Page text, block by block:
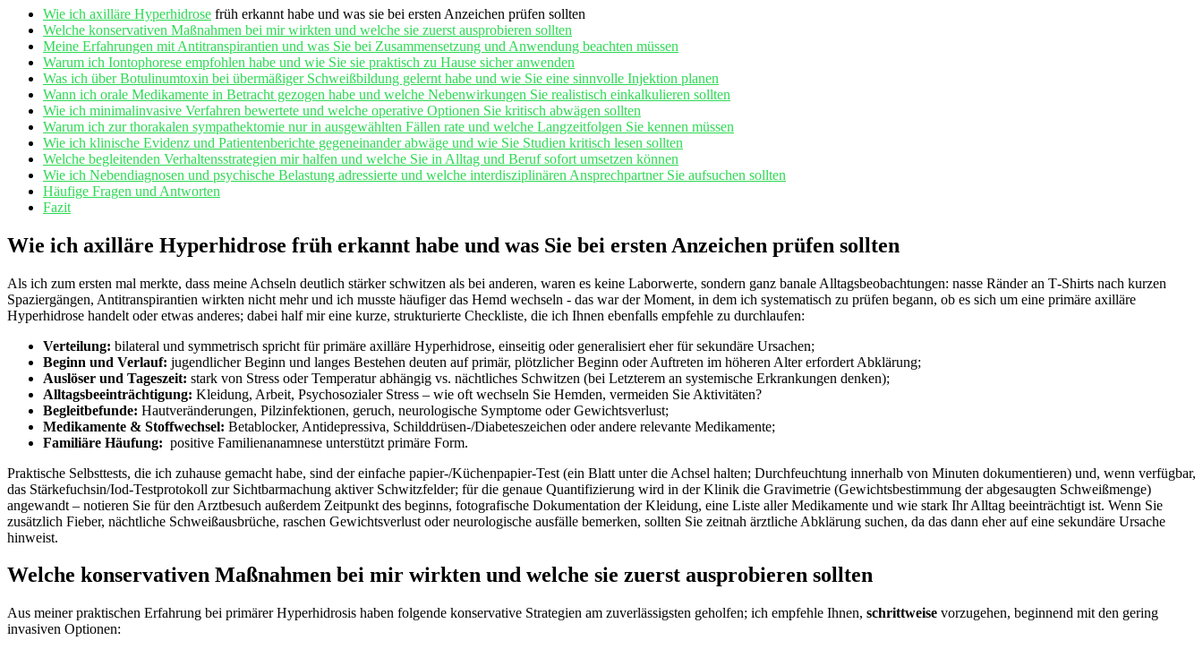
Wie ich axilläre Hyperhidrose ​ früh erkannt habe ​und was sie bei ersten Anzeichen ‌prüfen⁤ sollten
Welche konservativen Maßnahmen bei mir wirkten und ​welche sie zuerst ausprobieren ⁢sollten
Meine Erfahrungen mit Antitranspirantien und was Sie bei Zusammensetzung und Anwendung beachten müssen
Warum ich Iontophorese empfohlen habe ⁤und wie ⁣Sie sie praktisch zu ‍Hause sicher anwenden
Was ich über Botulinumtoxin bei übermäßiger Schweißbildung‌ gelernt habe und wie Sie eine‍ sinnvolle Injektion planen
Wann ich orale Medikamente in Betracht gezogen habe ‍und welche Nebenwirkungen Sie‍ realistisch einkalkulieren sollten
Wie ich⁤ minimalinvasive Verfahren bewertete und welche ​operative Optionen Sie ​kritisch abwägen sollten
Warum ich zur thorakalen​ sympathektomie ‍nur in ausgewählten Fällen ⁣rate und welche Langzeitfolgen Sie kennen müssen
Wie ich klinische Evidenz und Patientenberichte gegeneinander abwäge und wie Sie Studien kritisch lesen sollten
Welche ⁤begleitenden Verhaltensstrategien mir halfen und welche Sie in Alltag und Beruf sofort‍ umsetzen können
Wie ich Nebendiagnosen und psychische Belastung adressierte und ‌welche interdisziplinären Ansprechpartner Sie aufsuchen sollten
Häufige Fragen und ⁣Antworten
Fazit
Wie‍ ich axilläre Hyperhidrose früh erkannt habe und was Sie bei ersten Anzeichen prüfen sollten
Als ich zum ersten ‌mal merkte, ⁢dass meine Achseln⁣ deutlich stärker ​schwitzen als bei anderen, waren ⁣es keine Laborwerte, sondern ganz banale Alltagsbeobachtungen: ​nasse Ränder an T‑Shirts nach kurzen
Spaziergängen, Antitranspirantien wirkten ‌nicht‍ mehr und ich musste häufiger das Hemd wechseln ​- das war der Moment, in dem ich systematisch zu prüfen begann, ob es sich um eine primäre axilläre
Hyperhidrose handelt oder etwas anderes; dabei half⁢ mir eine kurze, strukturierte Checkliste, die ich ‍Ihnen⁣ ebenfalls‍ empfehle zu durchlaufen:
Verteilung: bilateral und symmetrisch spricht für primäre axilläre Hyperhidrose,‍ einseitig oder generalisiert eher für sekundäre Ursachen;
Beginn und Verlauf: jugendlicher Beginn und langes⁢ Bestehen⁤ deuten auf primär, plötzlicher Beginn ‌oder Auftreten im höheren Alter erfordert Abklärung;
Auslöser​ und Tageszeit: stark von Stress oder Temperatur abhängig vs. nächtliches Schwitzen (bei Letzterem an systemische‌ Erkrankungen ⁣denken);
Alltagsbeeinträchtigung: Kleidung, Arbeit, Psychosozialer Stress – wie oft wechseln⁤ Sie Hemden, vermeiden Sie Aktivitäten?
Begleitbefunde: Hautveränderungen, Pilzinfektionen, geruch, ‌neurologische Symptome oder Gewichtsverlust;
Medikamente & Stoffwechsel: Betablocker, Antidepressiva, Schilddrüsen‑/Diabeteszeichen oder andere relevante Medikamente;
Familiäre Häufung: ⁢ positive Familienanamnese unterstützt primäre Form.
Praktische Selbsttests, die ich zuhause‌ gemacht habe, sind der einfache papier‑/Küchenpapier‑Test (ein Blatt ‍unter die Achsel halten; Durchfeuchtung innerhalb von Minuten dokumentieren) und, wenn⁣ verfügbar,
das Stärkefuchsin/Iod‑Testprotokoll zur Sichtbarmachung aktiver Schwitzfelder; für die genaue Quantifizierung wird in der Klinik die Gravimetrie (Gewichtsbestimmung der abgesaugten Schweißmenge)
angewandt – ‌notieren Sie für den‌ Arztbesuch außerdem‌ Zeitpunkt des beginns, fotografische Dokumentation der Kleidung, eine Liste aller Medikamente und wie stark Ihr Alltag beeinträchtigt⁤ ist. Wenn Sie
zusätzlich Fieber, nächtliche Schweißausbrüche,‍ raschen Gewichtsverlust oder neurologische ausfälle bemerken, sollten Sie zeitnah ärztliche Abklärung suchen, da ​das dann eher auf eine sekundäre Ursache
hinweist.
Welche konservativen Maßnahmen bei mir wirkten und‍ welche sie zuerst ausprobieren sollten
Aus meiner praktischen Erfahrung bei primärer Hyperhidrosis haben folgende konservative Strategien am zuverlässigsten geholfen; ich empfehle Ihnen, schrittweise vorzugehen, beginnend mit den gering
invasiven Optionen: